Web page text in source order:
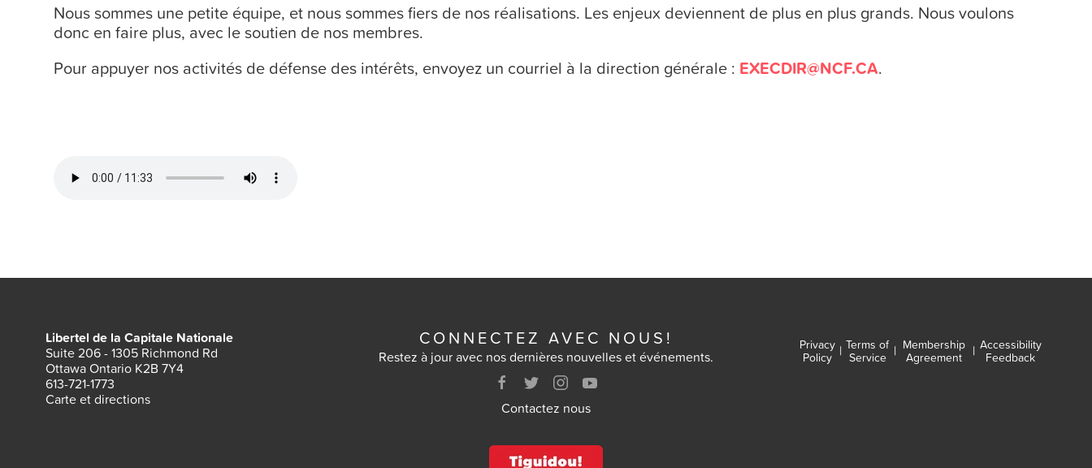
Nous sommes une petite équipe, et nous sommes fiers de nos réalisations. Les enjeux deviennent de plus en plus grands. Nous voulons
donc en faire plus, avec le soutien de nos membres.
Pour appuyer nos activités de défense des intérêts, envoyez un courriel à la direction générale : EXECDIR@NCF.CA.
Libertel de la Capitale Nationale
Suite 206 - 1305 Richmond Rd
Ottawa Ontario K2B 7Y4
613-721-1773
Carte et directions
CONNECTEZ AVEC NOUS!
Restez à jour avec nos dernières nouvelles et événements.
Contactez nous
Privacy
Policy | Terms of
Service | Membership
Agreement
| Accessibility
Feedback